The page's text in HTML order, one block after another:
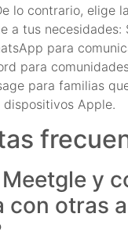
lo contrario, elige
a tus necesidades:
para
para
para familias
Apple.
y
con otras